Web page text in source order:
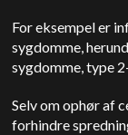
For eksempel er
sygdomme,
sygdomme, type
Selv om ophør af
forhindre